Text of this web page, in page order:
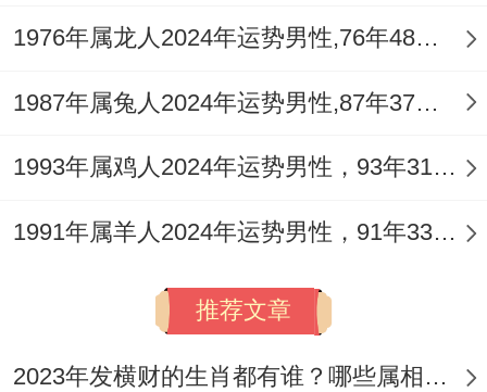
1976年属龙人2024年运势男性,76年48岁属龙男2024年每月运程怎么样
1987年属兔人2024年运势男性,87年37岁属兔男2024年每月运程怎么样
1993年属鸡人2024年运势男性，93年31岁属鸡男2024年每月运程怎么样
1991年属羊人2024年运势男性，91年33岁属羊男2024年每月运程怎么样
推荐文章
2023年发横财的生肖都有谁？哪些属相财运旺盛？